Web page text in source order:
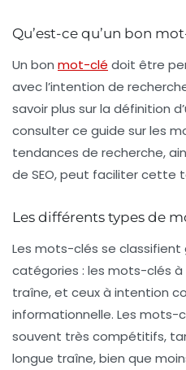
Qu’est-ce qu’un bon
Un bon mot-clé doit être
avec l’intention de
savoir plus sur la définition
consulter ce guide sur les
tendances de recherche,
de SEO, peut faciliter cette
Les différents types de
Les mots-clés se
catégories : les mots-clés
traîne, et ceux à intention
informationnelle. Les
souvent très compétitifs,
longue traîne, bien que